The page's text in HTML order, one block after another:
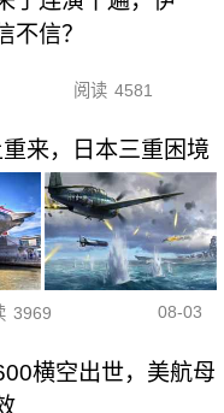
不信？
阅读 4581
来，日本三重困境
3969 08-03
横空出世，美航母